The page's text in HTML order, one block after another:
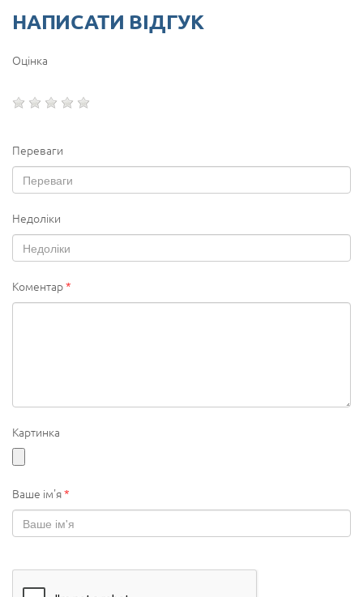
НАПИСАТИ ВІДГУК
Оцінка
Переваги
Недоліки
Коментар*
Картинка
Ваше ім'я*